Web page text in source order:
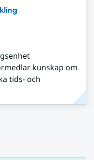
kunskap om
tids- och